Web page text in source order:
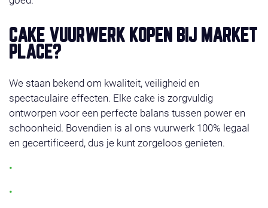
CAKE VUURWERK KOPEN BIJ MARKET
PLACE?
We staan bekend om kwaliteit, veiligheid en
spectaculaire effecten. Elke cake is zorgvuldig
ontworpen voor een perfecte balans tussen power en
schoonheid. Bovendien is al ons vuurwerk 100% legaal
en gecertificeerd, dus je kunt zorgeloos genieten.